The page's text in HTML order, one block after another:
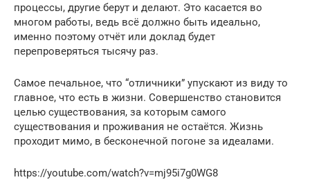
процессы, другие берут и делают. Это касается во
многом работы, ведь всё должно быть идеально,
именно поэтому отчёт или доклад будет
перепроверяться тысячу раз.
Самое печальное, что “отличники” упускают из виду то
главное, что есть в жизни. Совершенство становится
целью существования, за которым самого
существования и проживания не остаётся. Жизнь
проходит мимо, в бесконечной погоне за идеалами.
https://youtube.com/watch?v=mj95i7g0WG8